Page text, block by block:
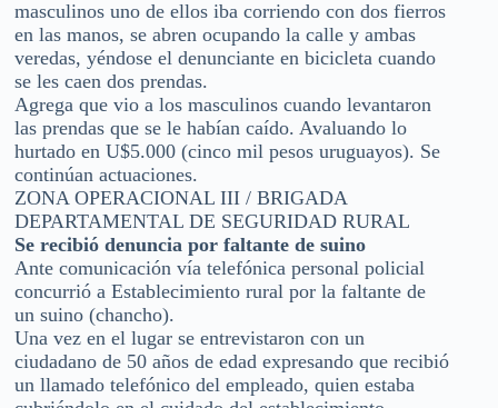
masculinos uno de ellos iba corriendo con dos fierros
en las manos, se abren ocupando la calle y ambas
veredas, yéndose el denunciante en bicicleta cuando
se les caen dos prendas.
Agrega que vio a los masculinos cuando levantaron
las prendas que se le habían caído. Avaluando lo
hurtado en U$5.000 (cinco mil pesos uruguayos). Se
continúan actuaciones.
ZONA OPERACIONAL III / BRIGADA
DEPARTAMENTAL DE SEGURIDAD RURAL
Se recibió denuncia por faltante de suino
Ante comunicación vía telefónica personal policial
concurrió a Establecimiento rural por la faltante de
un suino (chancho).
Una vez en el lugar se entrevistaron con un
ciudadano de 50 años de edad expresando que recibió
un llamado telefónico del empleado, quien estaba